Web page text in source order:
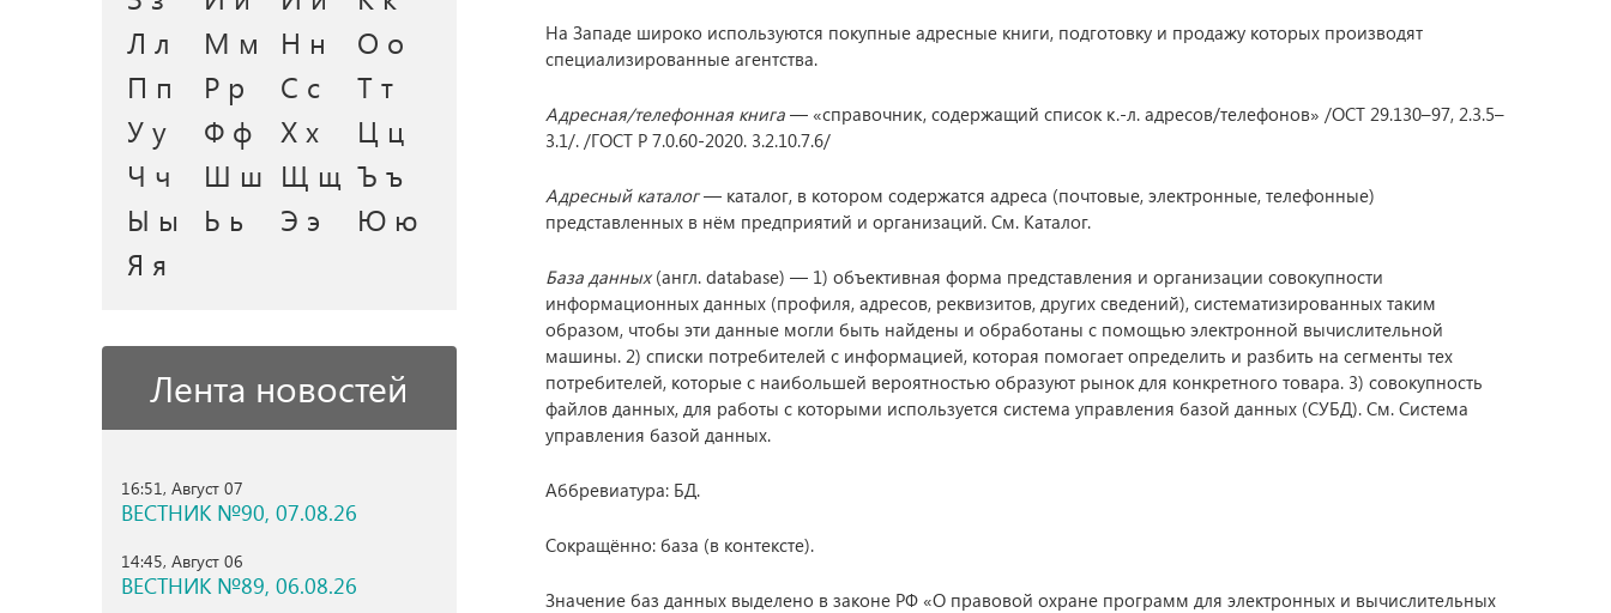
Л л
М м Н н
О о
П п
Р р С с
Т т
У у
Ф ф Х х
Ц ц
Ч ч
Ш ш Щ щ Ъ ъ
Ы ы
Ь ь Э э
Ю ю
Я я
Лента новостей
16:51, Август 07
ВЕСТНИК №90, 07.08.26
14:45, Август 06
ВЕСТНИК №89, 06.08.26
На Западе широко используются покупные адресные книги, подготовку и продажу которых производят
специализированные агентства.
Адресная/телефонная книга— «справочник, содержащий список к.-л. адресов/телефонов» /ОСТ 29.130–97, 2.3.5–
3.1/. /ГОСТ Р 7.0.60-2020. 3.2.10.7.6/
Адресный каталог— каталог, в котором содержатся адреса (почтовые, электронные, телефонные)
представленных в нём предприятий и организаций. См. Каталог.
База данных(англ. database) — 1) объективная форма представления и организации совокупности
информационных данных (профиля, адресов, реквизитов, других сведений), систематизированных таким
образом, чтобы эти данные могли быть найдены и обработаны с помощью электронной вычислительной
машины. 2) списки потребителей с информацией, которая помогает определить и разбить на сегменты тех
потребителей, которые с наибольшей вероятностью образуют рынок для конкретного товара. 3) совокупность
файлов данных, для работы с которыми используется система управления базой данных (СУБД). См. Система
управления базой данных.
Аббревиатура: БД.
Сокращённо: база (в контексте).
Значение баз данных выделено в законе РФ «О правовой охране программ для электронных и вычислительных